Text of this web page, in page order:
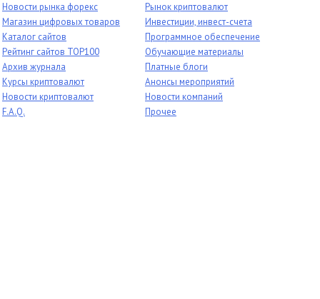
Новости рынка форекс
Магазин цифровых товаров
Каталог сайтов
Рейтинг сайтов TOP100
Архив журнала
Курсы криптовалют
Новости криптовалют
F.A.Q.
Рынок криптовалют
Инвестиции, инвест-счета
Программное обеспечение
Обучающие материалы
Платные блоги
Анонсы мероприятий
Новости компаний
Прочее